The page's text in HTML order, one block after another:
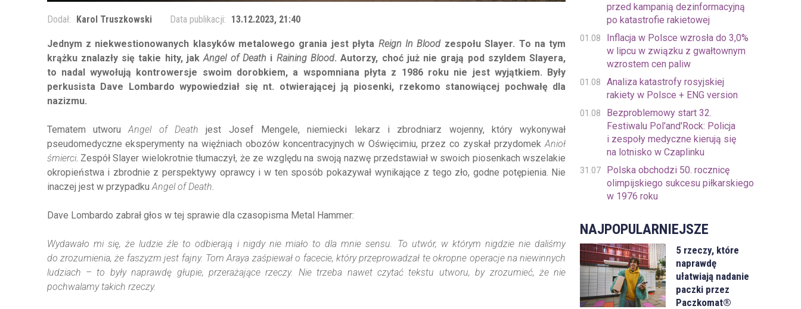
Dodał: Karol Truszkowski Data publikacji: 13.12.2023, 21:40
Jednym z niekwestionowanych klasyków metalowego grania jest płyta Reign In Bloodzespołu Slayer. To na tym
krążku znalazły się takie hity, jakAngel of Death i Raining Blood. Autorzy, choć już nie grają pod szyldem Slayera,
to nadal wywołują kontrowersje swoim dorobkiem, a wspomniana płyta z 1986 roku nie jest wyjątkiem. Były
perkusista Dave Lombardo wypowiedział się nt. otwierającej ją piosenki, rzekomo stanowiącej pochwałę dla
nazizmu.
Tematem utworuAngel of Death jest Josef Mengele, niemiecki lekarz i zbrodniarz wojenny, który wykonywał
pseudomedyczne eksperymenty na więźniach obozów koncentracyjnych w Oświęcimiu, przez co zyskał przydomekAnioł
śmierci. Zespół Slayer wielokrotnie tłumaczył, że ze względu na swoją nazwę przedstawiał w swoich piosenkach wszelakie
okropieństwa i zbrodnie z perspektywy oprawcy i w ten sposób pokazywał wynikające z tego zło, godne potępienia. Nie
inaczej jest w przypadkuAngel of Death.
Dave Lombardo zabrał głos w tej sprawie dla czasopisma Metal Hammer:
Wydawało mi się, że ludzie źle to odbierają i nigdy nie miało to dla mnie sensu. To utwór, w którym nigdzie nie daliśmy
do zrozumienia, że faszyzm jest fajny. Tom Araya zaśpiewał o facecie, który przeprowadzał te okropne operacje na niewinnych
ludziach – to były naprawdę głupie, przerażające rzeczy. Nie trzeba nawet czytać tekstu utworu, by zrozumieć, że nie
pochwalamy takich rzeczy.
przed kampanią dezinformacyjną
po katastrofie rakietowej
01.08
Inflacja w Polsce wzrosła do 3,0%
w lipcu w związku z gwałtownym
wzrostem cen paliw
01.08
Analiza katastrofy rosyjskiej
rakiety w Polsce + ENG version
01.08
Bezproblemowy start 32.
Festiwalu Pol'and'Rock: Policja
i zespoły medyczne kierują się
na lotnisko w Czaplinku
31.07
Polska obchodzi 50. rocznicę
olimpijskiego sukcesu piłkarskiego
w 1976 roku
NAJPOPULARNIEJSZE
5 rzeczy, które
naprawdę
ułatwiają nadanie
paczki przez
Paczkomat®